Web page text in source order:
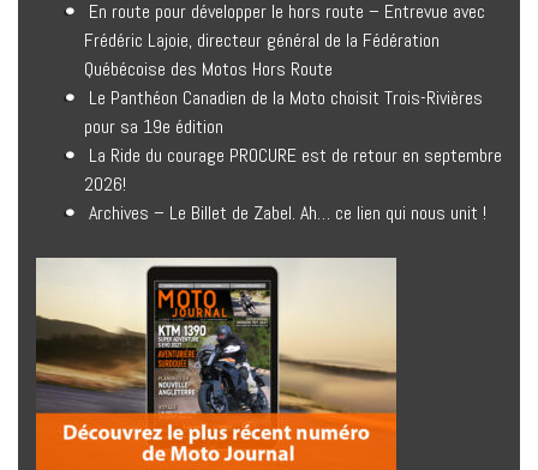
En route pour développer le hors route – Entrevue avec
Frédéric Lajoie, directeur général de la Fédération
Québécoise des Motos Hors Route
Le Panthéon Canadien de la Moto choisit Trois-Rivières
pour sa 19e édition
La Ride du courage PROCURE est de retour en septembre
2026!
Archives – Le Billet de Zabel. Ah… ce lien qui nous unit !